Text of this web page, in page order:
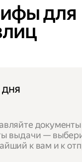
для
выдачи —
к вам и к